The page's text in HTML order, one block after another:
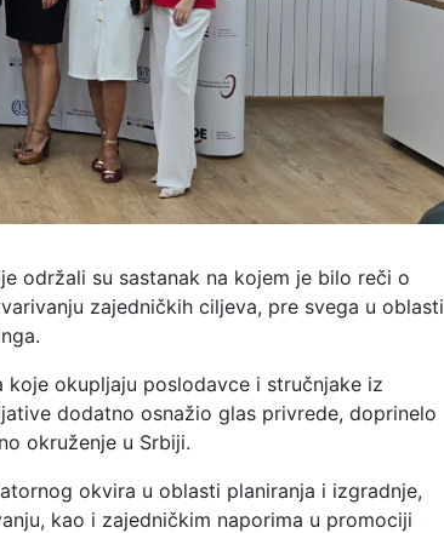
održali su sastanak na kojem je bilo reči o
zajedničkih ciljeva, pre svega u oblasti
okupljaju poslodavce i stručnjake iz
dodatno osnažio glas privrede, doprinelo
okruženje u Srbiji.
okvira u oblasti planiranja i izgradnje,
kao i zajedničkim naporima u promociji